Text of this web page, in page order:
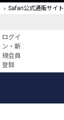
Safari公式通販サイト
ログイ
ン・新
規会員
登録